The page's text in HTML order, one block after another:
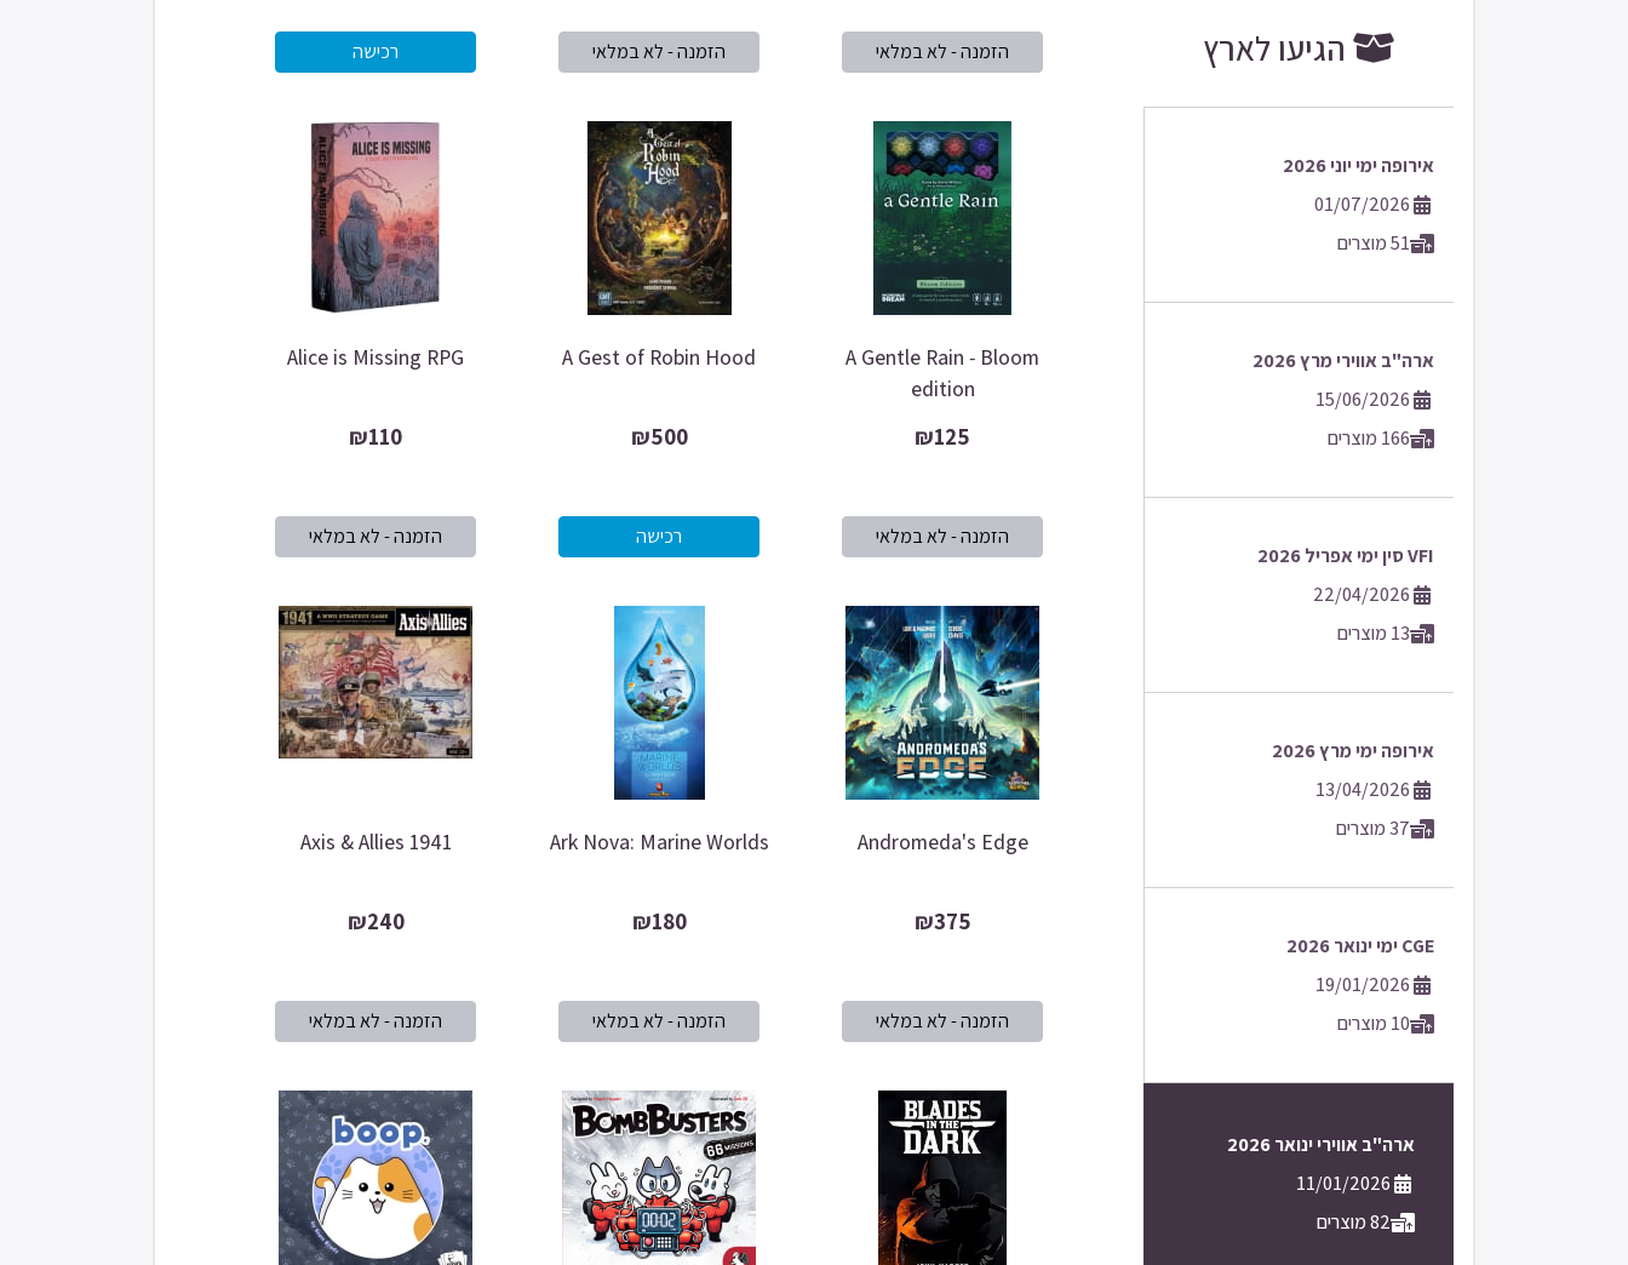
הגיעו לארץ
אירופה ימי יוני 2026
01/07/2026
51 מוצרים
ארה"ב אווירי מרץ 2026
15/06/2026
166 מוצרים
VFI סין ימי אפריל 2026
22/04/2026
13 מוצרים
אירופה ימי מרץ 2026
13/04/2026
37 מוצרים
CGE ימי ינואר 2026
19/01/2026
10 מוצרים
ארה"ב אווירי ינואר 2026
11/01/2026
82 מוצרים
A Gentle Rain ‐ Bloom
edition
₪125
A Gest of Robin Hood
₪500
Alice is Missing RPG
₪110
Andromeda's Edge
₪375
Ark Nova: Marine Worlds
₪180
Axis & Allies 1941
₪240